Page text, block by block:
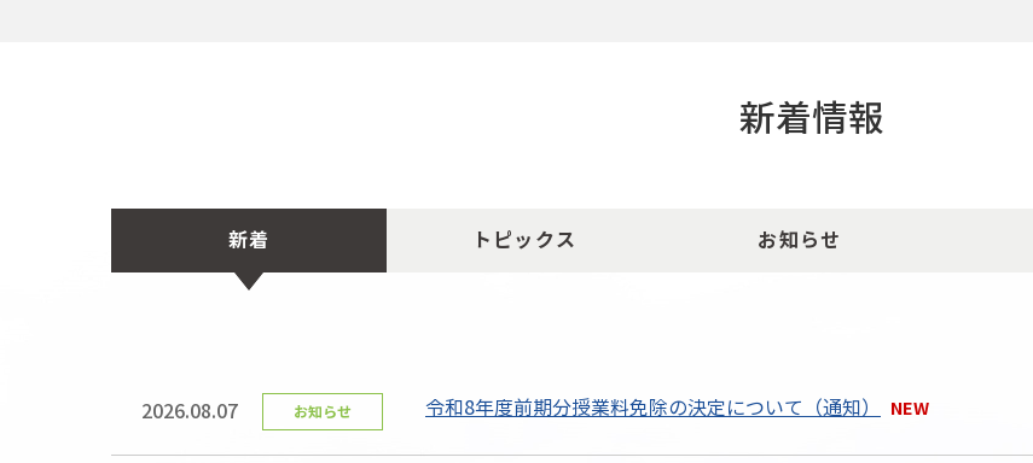
新着情報
新着 トピックス お知らせ
2026.08.07 お知らせ 令和8年度前期分授業料免除の決定について（通知）